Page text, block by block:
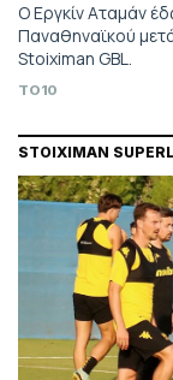
Ο Εργκίν Αταμάν
Παναθηναϊκού
Stoiximan GBL.
TO10
STOIXIMAN